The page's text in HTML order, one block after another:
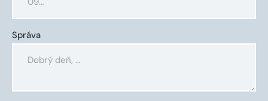
Správa